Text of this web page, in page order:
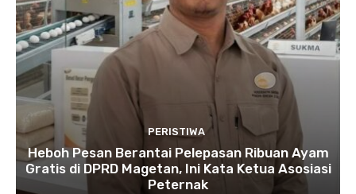
PERISTIWA
Heboh Pesan Berantai Pelepasan Ribuan Ayam
Gratis di DPRD Magetan, Ini Kata Ketua Asosiasi
Peternak